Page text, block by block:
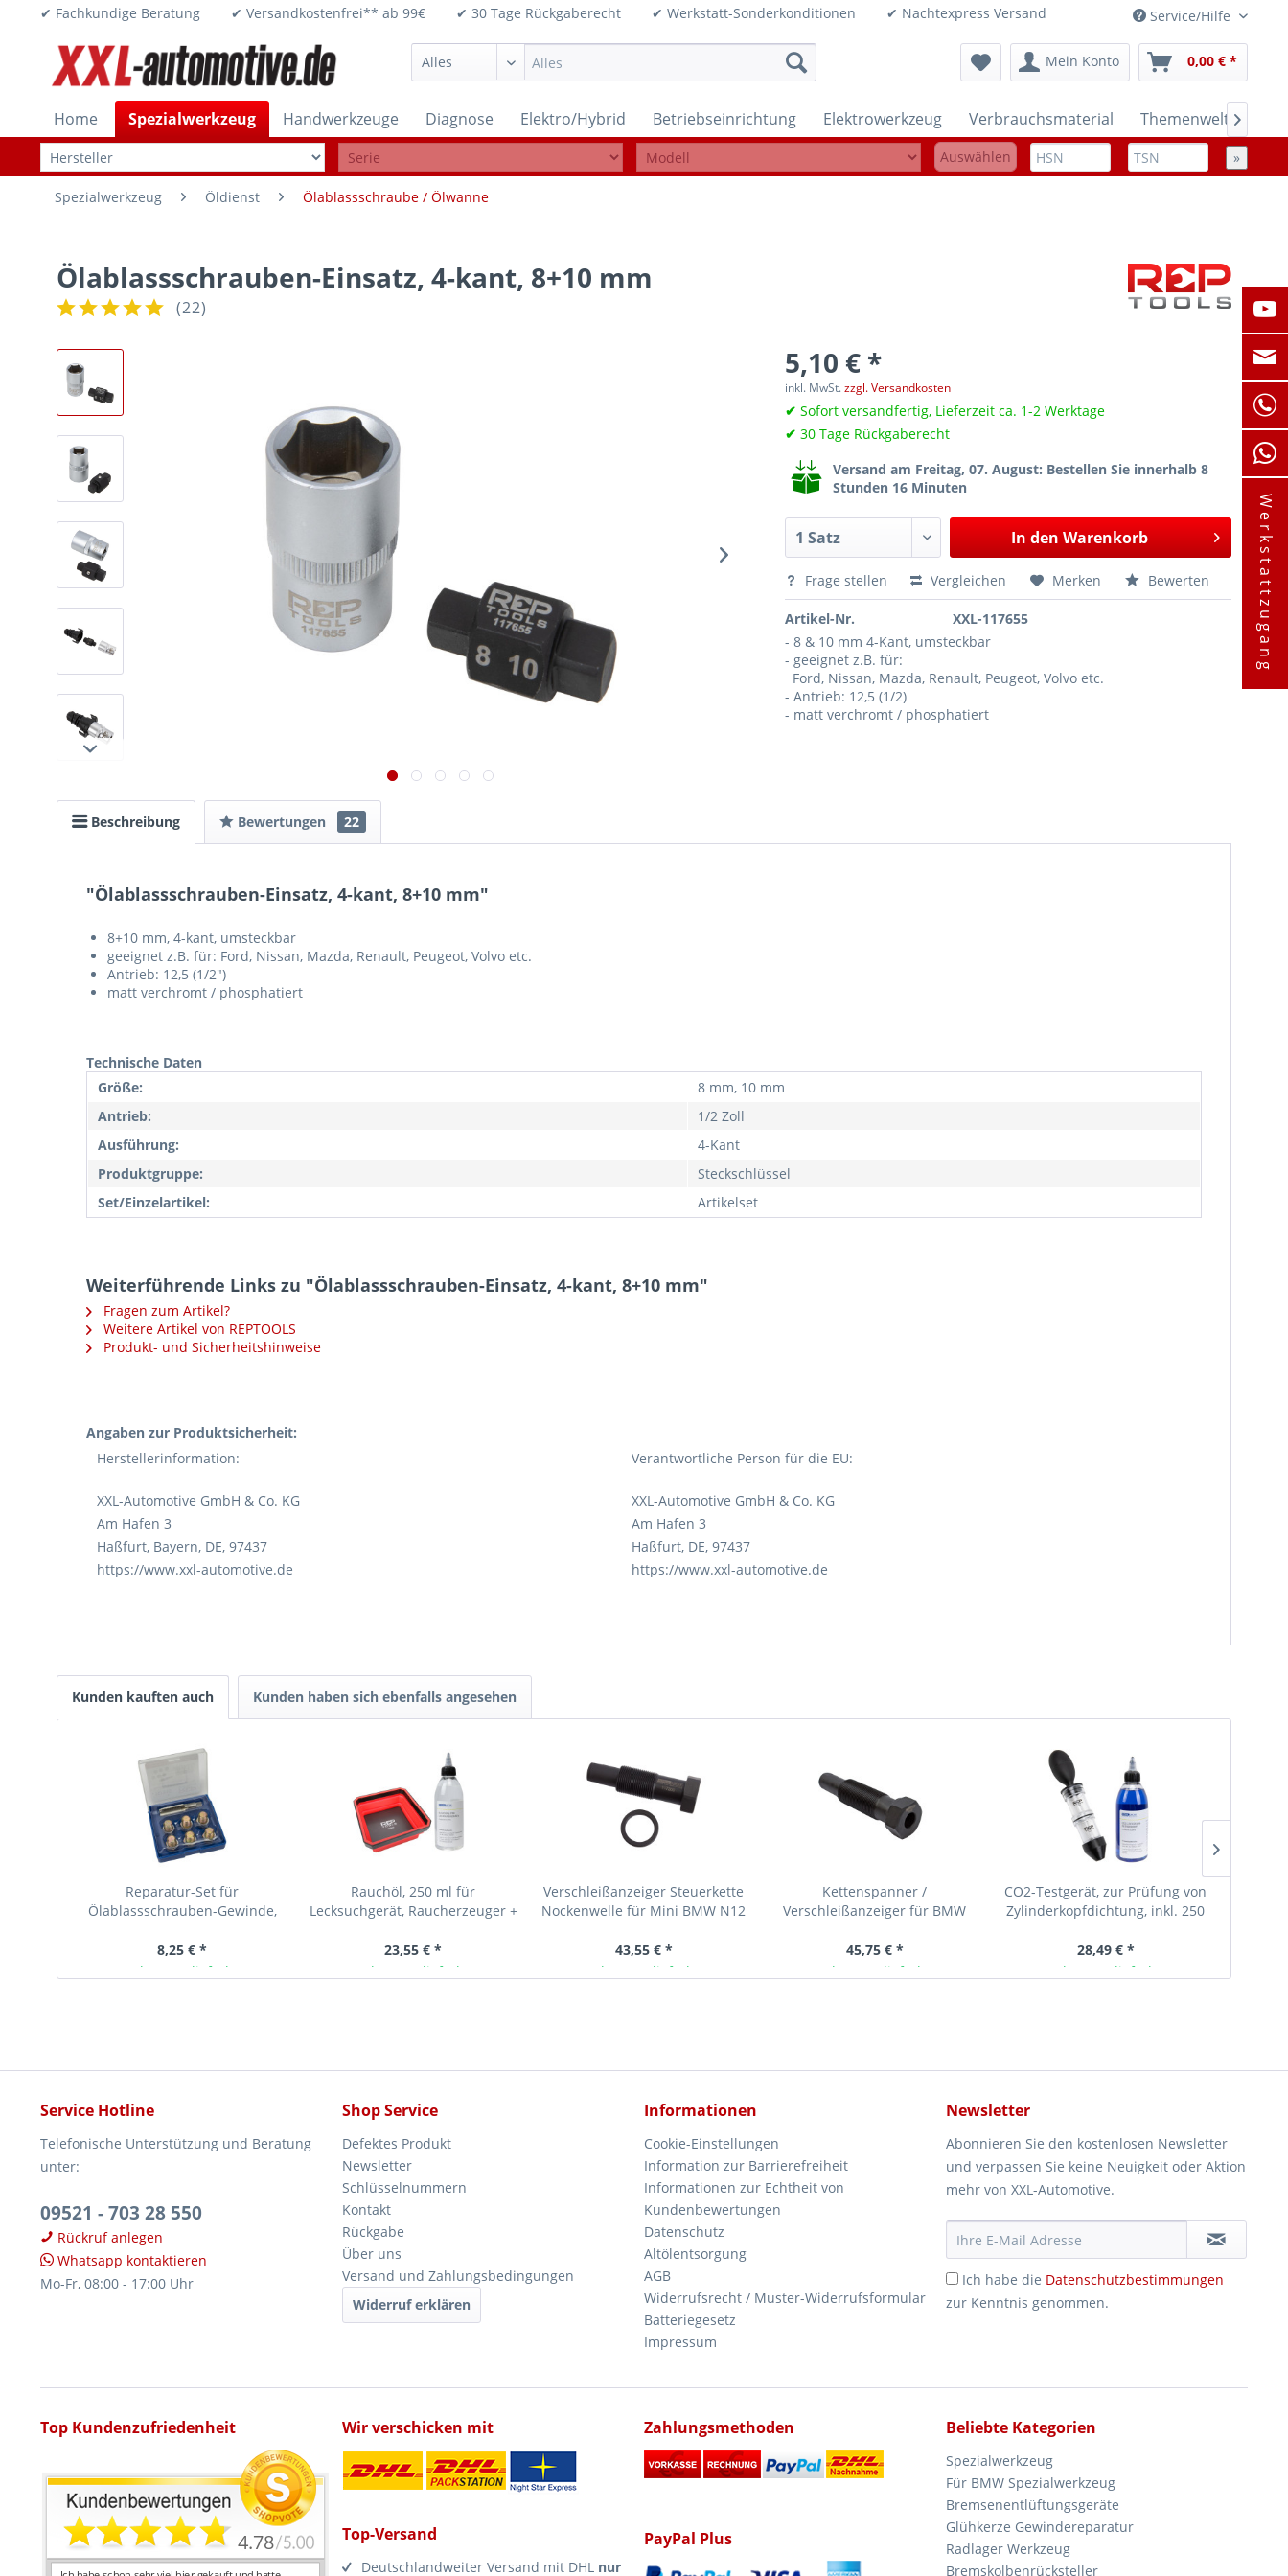
✔ Fachkundige Beratung ✔ Versandkostenfrei** ab 99€ ✔ 30 Tage Rückgaberecht ✔ Werkstatt-Sonderkonditionen ✔ Nachtexpress Versand Service/Hilfe
Mein Konto 0,00 € *
Home Spezialwerkzeug Handwerkzeuge Diagnose Elektro/Hybrid Betriebseinrichtung Elektrowerkzeug Verbrauchsmaterial Themenwelten

Auswählen »
Spezialwerkzeug Öldienst Ölablassschraube / Ölwanne
Ölablassschrauben-Einsatz, 4-kant, 8+10 mm
(22)
5,10 € *
inkl. MwSt.zzgl. Versandkosten
✔ Sofort versandfertig, Lieferzeit ca. 1-2 Werktage
✔ 30 Tage Rückgaberecht
Versand am Freitag, 07. August: Bestellen Sie innerhalb 8
Stunden 16 Minuten
In den Warenkorb
Frage stellen Vergleichen Merken Bewerten
Artikel-Nr.
XXL-117655
- 8 & 10 mm 4-Kant, umsteckbar
- geeignet z.B. für:
Ford, Nissan, Mazda, Renault, Peugeot, Volvo etc.
- Antrieb: 12,5 (1/2)
- matt verchromt / phosphatiert
Beschreibung Bewertungen 22
"Ölablassschrauben-Einsatz, 4-kant, 8+10 mm"
8+10 mm, 4-kant, umsteckbar
geeignet z.B. für: Ford, Nissan, Mazda, Renault, Peugeot, Volvo etc.
Antrieb: 12,5 (1/2")
matt verchromt / phosphatiert
Technische Daten
Größe:
8 mm, 10 mm
Antrieb:
1/2 Zoll
Ausführung:
4-Kant
Produktgruppe:
Steckschlüssel
Set/Einzelartikel:
Artikelset
Weiterführende Links zu "Ölablassschrauben-Einsatz, 4-kant, 8+10 mm"
Fragen zum Artikel?
Weitere Artikel von REPTOOLS
Produkt- und Sicherheitshinweise
Angaben zur Produktsicherheit:
Herstellerinformation:
XXL-Automotive GmbH & Co. KG
Am Hafen 3
Haßfurt, Bayern, DE, 97437
https://www.xxl-automotive.de
Verantwortliche Person für die EU:
XXL-Automotive GmbH & Co. KG
Am Hafen 3
Haßfurt, DE, 97437
https://www.xxl-automotive.de
Kunden kauften auch Kunden haben sich ebenfalls angesehen
Reparatur-Set für
Ölablassschrauben-Gewinde,
8,25 € *
Ab Lager lieferbar
Rauchöl, 250 ml für
Lecksuchgerät, Raucherzeuger +
23,55 € *
Ab Lager lieferbar
Verschleißanzeiger Steuerkette
Nockenwelle für Mini BMW N12
43,55 € *
Ab Lager lieferbar
Kettenspanner /
Verschleißanzeiger für BMW
N46
45,75 € *
Ab Lager lieferbar
CO2-Testgerät, zur Prüfung von
Zylinderkopfdichtung, inkl. 250
28,49 € *
Ab Lager lieferbar
Service Hotline
Telefonische Unterstützung und Beratung
unter:
09521 - 703 28 550
Rückruf anlegen
Whatsapp kontaktieren
Mo-Fr, 08:00 - 17:00 Uhr
Shop Service
Defektes Produkt
Newsletter
Schlüsselnummern
Kontakt
Rückgabe
Über uns
Versand und Zahlungsbedingungen
Widerruf erklären
Informationen
Cookie-Einstellungen
Information zur Barrierefreiheit
Informationen zur Echtheit von
Kundenbewertungen
Datenschutz
Altölentsorgung
AGB
Widerrufsrecht / Muster-Widerrufsformular
Batteriegesetz
Impressum
Newsletter
Abonnieren Sie den kostenlosen Newsletter
und verpassen Sie keine Neuigkeit oder Aktion
mehr von XXL-Automotive.
Ich habe die Datenschutzbestimmungen
zur Kenntnis genommen.
Top Kundenzufriedenheit Wir verschicken mit
Top-Versand
Deutschlandweiter Versand mit DHL nur
Zahlungsmethoden
PayPal Plus
Beliebte Kategorien
Spezialwerkzeug
Für BMW Spezialwerkzeug
Bremsenentlüftungsgeräte
Glühkerze Gewindereparatur
Radlager Werkzeug
Bremskolbenrücksteller
Werkstattzugang